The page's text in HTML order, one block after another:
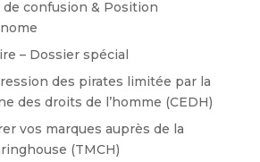
de confusion & Position
– Dossier spécial
des pirates limitée par la
des droits de l’homme (CEDH)
vos marques auprès de la
(TMCH)